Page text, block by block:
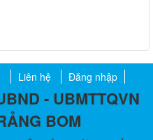
Liên hệ Đăng nhập
- UBMTTQVN
BOM